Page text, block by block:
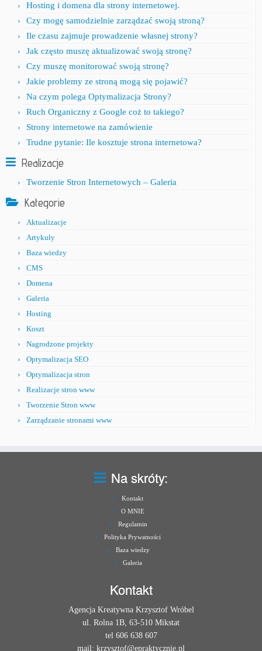
Hosting i domena dla strony internetowej.
Czy mogę samodzielnie zarządzać swoją stroną?
Ile czasu zajmuje prowadzenie własnej strony?
Jak często muszę aktualizować swoją stronę?
Czy muszę monitorować swoją stronę?
Jakie problemy ze stroną mogą się pojawić?
Na czym polega Optymalizacja Strony?
Ruch Organiczny z Google coż to takiego?
Strony internetowe na zamówienie
Trudne pytanie: Ile kosztuje strona internetowa?
Realizacje
Tworzenie Stron Internetowych – Galeria
Kategorie
Aktualizacje
Artykuły
Baza wiedzy
CMS
Domena
Galeria
Hosting
Koszt
Nagrodzone projekty
Optymalizacja SEO
Optymalizacja stron
Realizacje stron www
Tworzenie Stron www
Zarządzanie stronami www
Na skróty:
Kontakt
O MNIE
Regulamin
Polityka Prywatności
Baza wiedzy
Galeria
Kontakt
Agencja Kreatywna Krzysztof Wróbel
ul. Rolna 1B, 63-510 Mikstat
tel 606 638 607
mail: krzysztof@epraktycznie.pl